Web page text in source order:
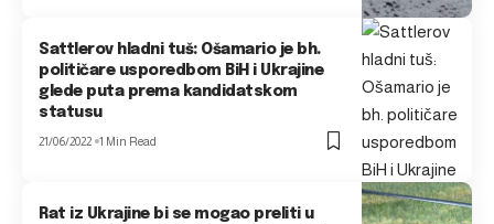
Sattlerov hladni tuš: Ošamario je bh.
političare usporedbom BiH i Ukrajine
glede puta prema kandidatskom
statusu
21/06/2022 1 Min Read
Rat iz Ukrajine bi se mogao preliti u